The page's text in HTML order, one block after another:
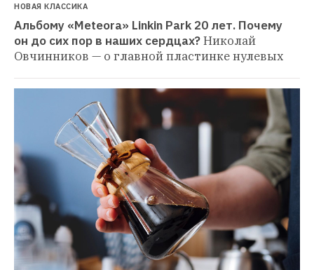
НОВАЯ КЛАССИКА
Альбому «Meteora» Linkin Park 20 лет. Почему
он до сих пор в наших сердцах?Николай
Овчинников — о главной пластинке нулевых